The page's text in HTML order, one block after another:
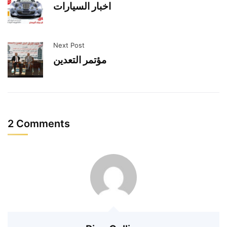
اخبار السيارات
Next Post
مؤتمر التعدين
2 Comments